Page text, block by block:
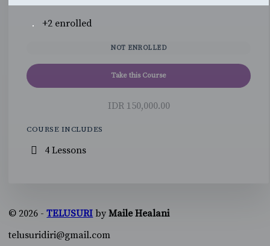
+2 enrolled
NOT ENROLLED
Take this Course
IDR 150,000.00
COURSE INCLUDES
4 Lessons
© 2026 -TELUSURI byMaile Healani
telusuridiri@gmail.com